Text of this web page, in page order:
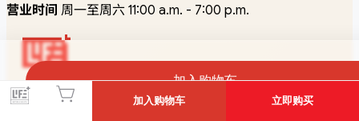
加入购物车 立即购买
加入购物车
营业时间 周一至周六 11:00 a.m. - 7:00 p.m.
联系我们 · 服务条款